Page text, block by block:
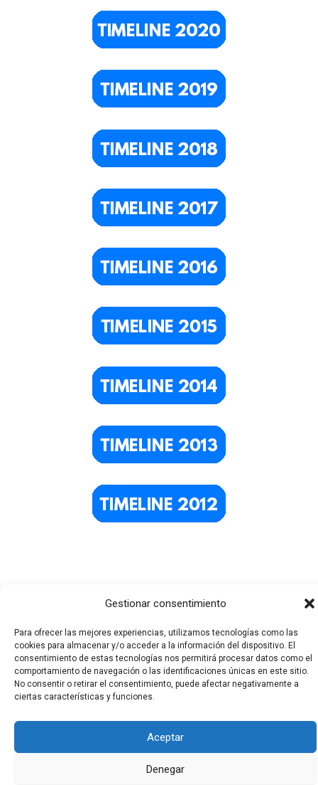
Gestionar consentimiento
Para ofrecer las mejores experiencias, utilizamos tecnologías como las
cookies para almacenar y/o acceder a la información del dispositivo. El
consentimiento de estas tecnologías nos permitirá procesar datos como el
comportamiento de navegación o las identificaciones únicas en este sitio.
No consentir o retirar el consentimiento, puede afectar negativamente a
ciertas características y funciones.
Aceptar
Denegar
Todos los derechos © 2026 El Funerario Digital | Funciona
gracias aTema Astra para WordPress